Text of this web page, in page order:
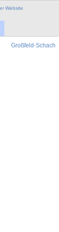
Großfeld-Schach